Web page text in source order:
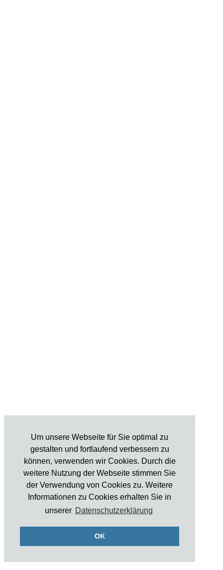
Um unsere Webseite für Sie optimal zu
gestalten und fortlaufend verbessern zu
können, verwenden wir Cookies. Durch die
weitere Nutzung der Webseite stimmen Sie
der Verwendung von Cookies zu. Weitere
Informationen zu Cookies erhalten Sie in
unserer Datenschutzerklärung
OK